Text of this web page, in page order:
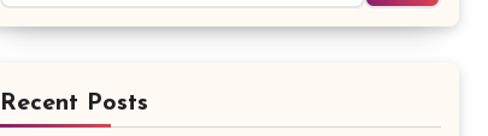
Recent Posts